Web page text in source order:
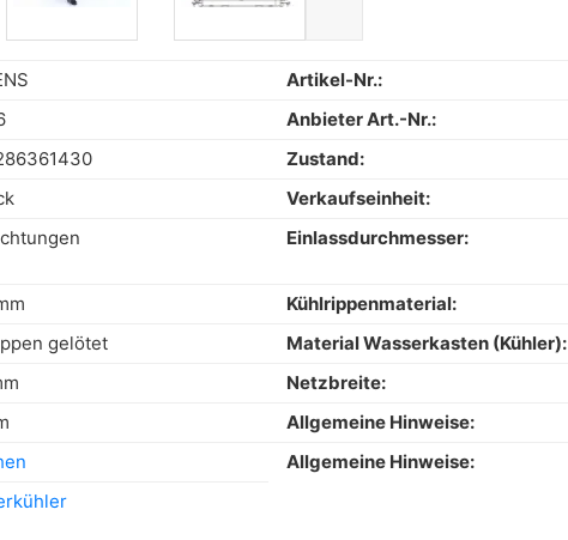
Artikel-Nr.:
Anbieter Art.-Nr.:
Zustand:
Verkaufseinheit:
Einlassdurchmesser:
Kühlrippenmaterial:
gelötet Material Wasserkasten (Kühler):
Netzbreite:
Allgemeine Hinweise:
Allgemeine Hinweise: